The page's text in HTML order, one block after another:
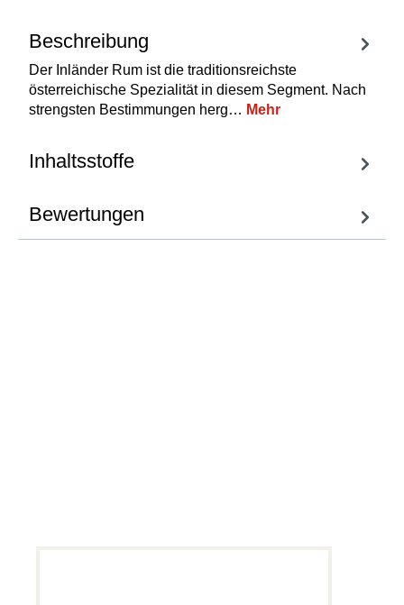
Beschreibung
Der Inländer Rum ist die traditionsreichste
österreichische Spezialität in diesem Segment. Nach
strengsten Bestimmungen herg… Mehr
Inhaltsstoffe
Bewertungen